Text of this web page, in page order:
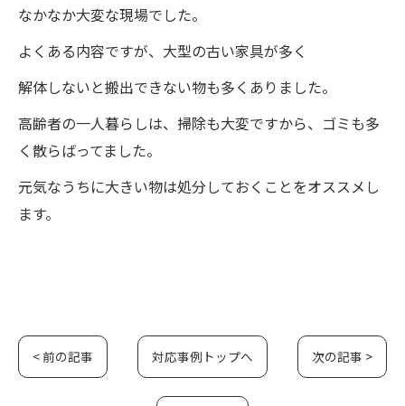
なかなか大変な現場でした。
よくある内容ですが、大型の古い家具が多く
解体しないと搬出できない物も多くありました。
高齢者の一人暮らしは、掃除も大変ですから、ゴミも多
く散らばってました。
元気なうちに大きい物は処分しておくことをオススメし
ます。
< 前の記事 対応事例トップへ 次の記事 >